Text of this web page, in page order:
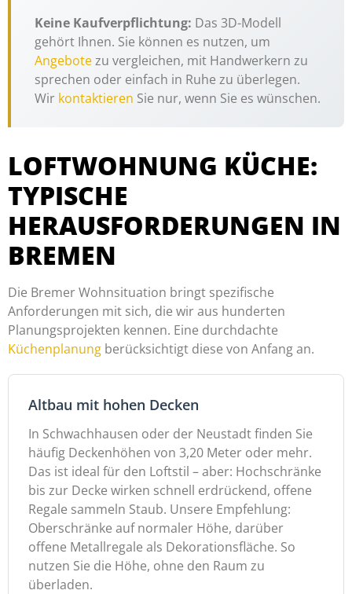
Keine Kaufverpflichtung: Das 3D-Modell
gehört Ihnen. Sie können es nutzen, um
Angebotezu vergleichen, mit Handwerkern zu
sprechen oder einfach in Ruhe zu überlegen.
Wir kontaktieren Sie nur, wenn Sie es wünschen.
LOFTWOHNUNG KÜCHE:
TYPISCHE
HERAUSFORDERUNGEN IN
BREMEN
Die Bremer Wohnsituation bringt spezifische
Anforderungen mit sich, die wir aus hunderten
Planungsprojekten kennen. Eine durchdachte
Küchenplanung berücksichtigt diese von Anfang an.
Altbau mit hohen Decken
In Schwachhausen oder der Neustadt finden Sie
häufig Deckenhöhen von 3,20 Meter oder mehr.
Das ist ideal für den Loftstil – aber: Hochschränke
bis zur Decke wirken schnell erdrückend, offene
Regale sammeln Staub. Unsere Empfehlung:
Oberschränke auf normaler Höhe, darüber
offene Metallregale als Dekorationsfläche. So
nutzen Sie die Höhe, ohne den Raum zu
überladen.